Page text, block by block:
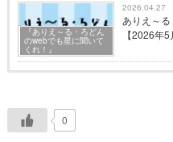
『ありえ～る・ろどん
のwebでも星に聞いて
くれ！』
2026.04.27
ありえ～
【2026年5
0